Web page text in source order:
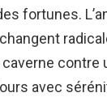
fortunes.
caverne
avec